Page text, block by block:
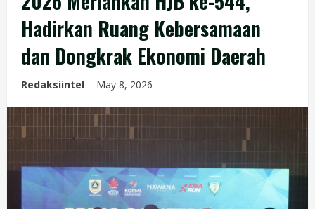
Hadirkan Ruang Kebersamaan
dan Dongkrak Ekonomi Daerah
Redaksiintel May 8, 2026